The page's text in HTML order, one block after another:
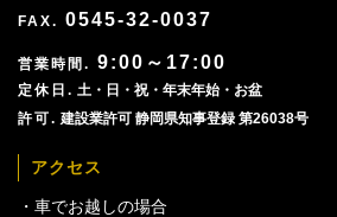
0545-32-0037
9:00～17:00
土・日・祝・年末年始・お盆
建設業許可 静岡県知事登録 第26038号
アクセス
車でお越しの場合